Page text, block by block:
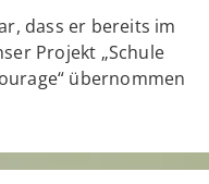
dass er bereits im
Projekt „Schule
übernommen